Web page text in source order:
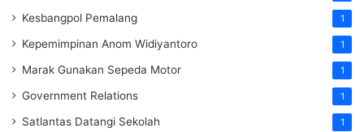
Kesbangpol Pemalang 1
Kepemimpinan Anom Widiyantoro 1
Marak Gunakan Sepeda Motor 1
Government Relations 1
Satlantas Datangi Sekolah 1